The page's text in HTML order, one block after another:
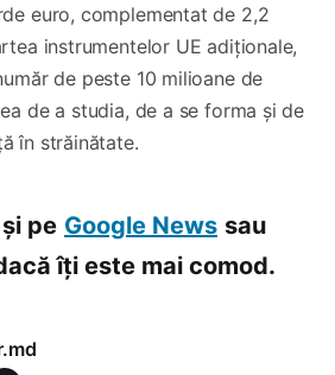
euro, complementat de 2,2
instrumentelor UE adiționale,
de peste 10 milioane de
de a studia, de a se forma și de
în străinătate.
pe Google News sau
îți este mai comod.